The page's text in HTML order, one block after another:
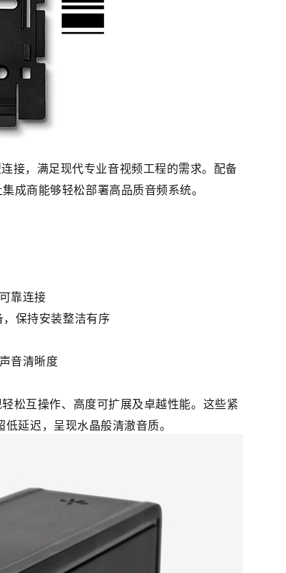
接，满足现代专业音视频工程的需求。配备
成商能够轻松部署高品质音频系统。
靠连接
保持安装整洁有序
音清晰度
松互操作、高度可扩展及卓越性能。这些紧
延迟，呈现水晶般清澈音质。